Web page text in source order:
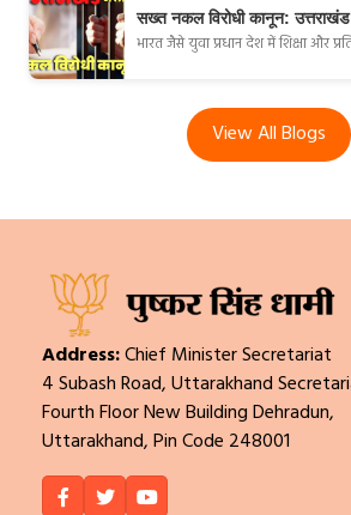
सख्त नकल विरोधी कानून:
भारत जैसे युवा प्रधान देश में शिक्षा और
View All Blogs
Address:Chief Minister Secretariat
4 Subash Road, Uttarakhand
Fourth Floor New Building Dehradun,
Uttarakhand, Pin Code 248001